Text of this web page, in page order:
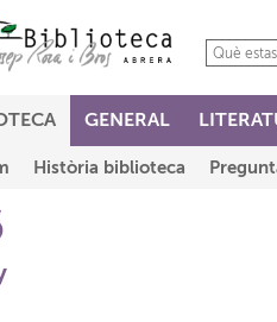
Història biblioteca
GENERAL